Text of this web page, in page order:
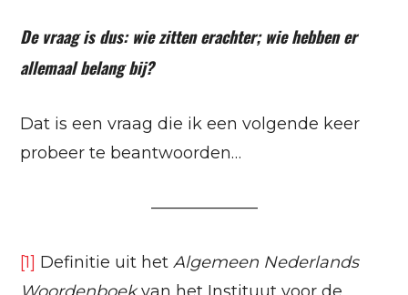
De vraag is dus: wie zitten erachter; wie hebben er
allemaal belang bij?
Dat is een vraag die ik een volgende keer
probeer te beantwoorden…
——————–
[1] Definitie uit hetAlgemeen Nederlands